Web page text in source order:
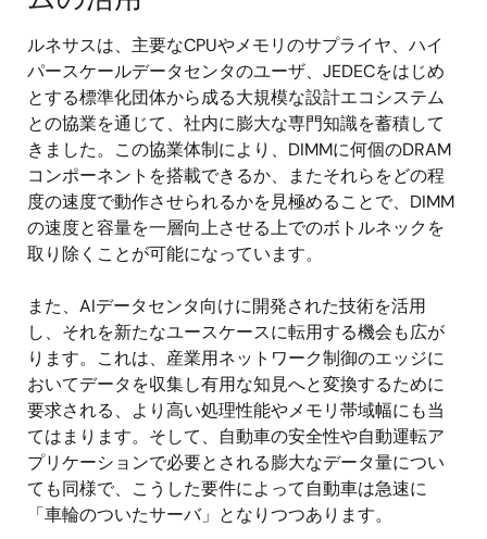
ルネサスは、主要なCPUやメモリのサプライヤ、ハイ
パースケールデータセンタのユーザ、JEDECをはじめ
とする標準化団体から成る大規模な設計エコシステム
との協業を通じて、社内に膨大な専門知識を蓄積して
きました。この協業体制により、DIMMに何個のDRAM
コンポーネントを搭載できるか、またそれらをどの程
度の速度で動作させられるかを見極めることで、DIMM
の速度と容量を一層向上させる上でのボトルネックを
取り除くことが可能になっています。
また、AIデータセンタ向けに開発された技術を活用
し、それを新たなユースケースに転用する機会も広が
ります。これは、産業用ネットワーク制御のエッジに
おいてデータを収集し有用な知見へと変換するために
要求される、より高い処理性能やメモリ帯域幅にも当
てはまります。そして、自動車の安全性や自動運転ア
プリケーションで必要とされる膨大なデータ量につい
ても同様で、こうした要件によって自動車は急速に
「車輪のついたサーバ」となりつつあります。